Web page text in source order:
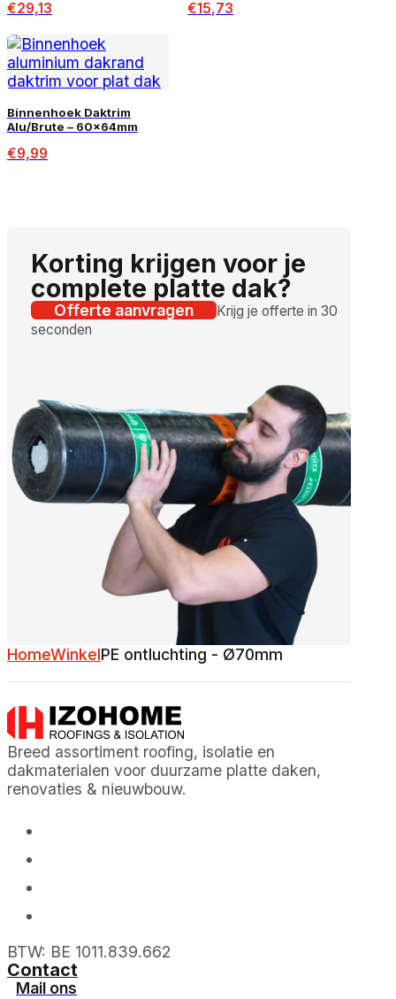
€29,13 €15,73
Binnenhoek Daktrim
Alu/Brute – 60x64mm
€9,99
Korting krijgen voor je
complete platte dak?
Offerte aanvragen
Krijg je offerte in 30
seconden
HomeWinkelPE ontluchting - Ø70mm
Breed assortiment roofing, isolatie en
dakmaterialen voor duurzame platte daken,
renovaties & nieuwbouw.
BTW: BE 1011.839.662
Contact
Mail ons